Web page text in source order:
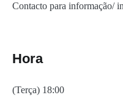
Contacto para informação/
Hora
(Terça) 18:00